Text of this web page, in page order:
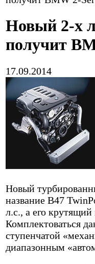
Новый 2-х
получит
17.09.2014
Новый
название B47
л.с., а его
Комплектоваться
ступенчатой
диапазонным